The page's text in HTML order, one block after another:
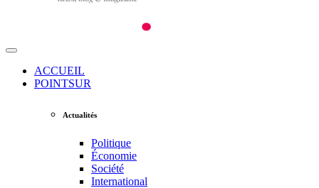
ACCUEIL
POINTSUR
Actualités
Politique
Économie
Société
International